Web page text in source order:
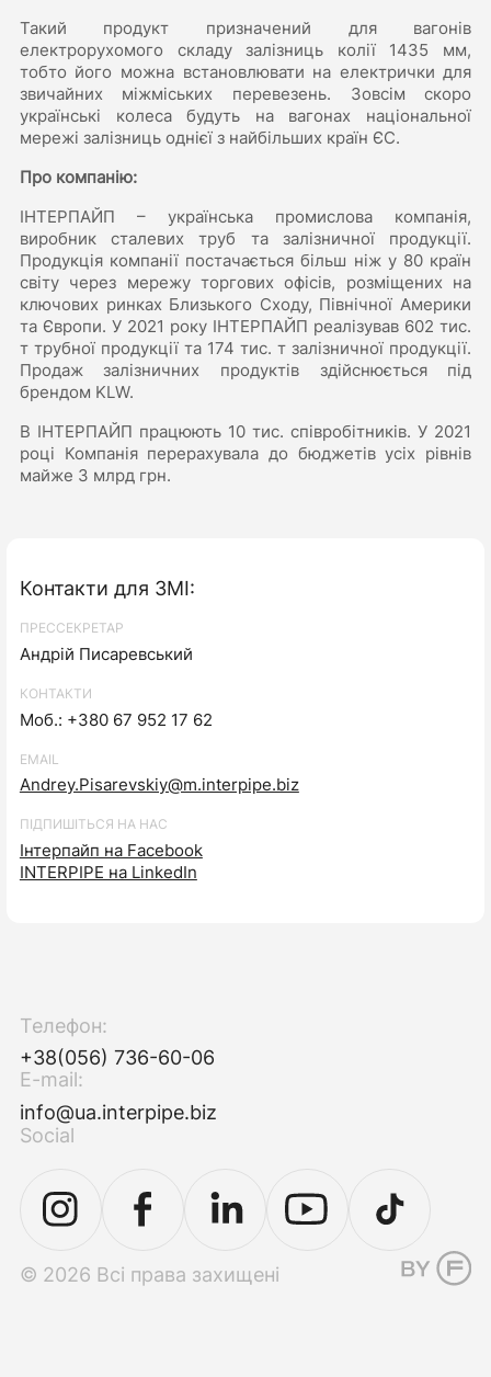
Такий продукт призначений для вагонів
електрорухомого складу залізниць колії 1435 мм,
тобто його можна встановлювати на електрички для
звичайних міжміських перевезень. Зовсім скоро
українські колеса будуть на вагонах національної
мережі залізниць однієї з найбільших країн ЄС.
Про компанію:
ІНТЕРПАЙП – українська промислова компанія,
виробник сталевих труб та залізничної продукції.
Продукція компанії постачається більш ніж у 80 країн
світу через мережу торгових офісів, розміщених на
ключових ринках Близького Сходу, Північної Америки
та Європи. У 2021 року ІНТЕРПАЙП реалізував 602 тис.
т трубної продукції та 174 тис. т залізничної продукції.
Продаж залізничних продуктів здійснюється під
брендом KLW.
В ІНТЕРПАЙП працюють 10 тис. співробітників. У 2021
році Компанія перерахувала до бюджетів усіх рівнів
майже 3 млрд грн.
Контакти для ЗМІ:
ПРЕССЕКРЕТАР
Андрій Писаревський
КОНТАКТИ
Моб.: +380 67 952 17 62
EMAIL
Andrey.Pisarevskiy@m.interpipe.biz
ПІДПИШІТЬСЯ НА НАС
Інтерпайп на Facebook
INTERPIPE на LinkedIn
© 2026 Всі права захищені
Телефон:
+38(056) 736-60-06
E-mail:
info@ua.interpipe.biz
Social